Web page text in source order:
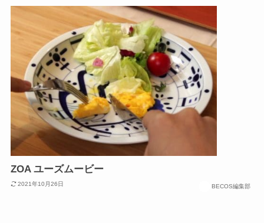
ZOA ユーズムービー
2021年10月26日 BECOS編集部